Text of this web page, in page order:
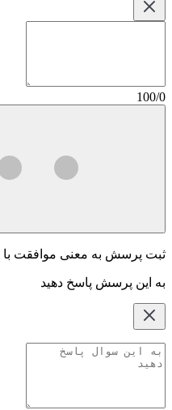
100/0
ثبت پرسش به معنی موافقت با
به این پرسش پاسخ دهید